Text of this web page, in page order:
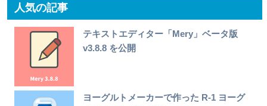
人気の記事
テキストエディター「Mery」ベータ版
v3.8.8 を公開
ヨーグルトメーカーで作った R-1 ヨーグ